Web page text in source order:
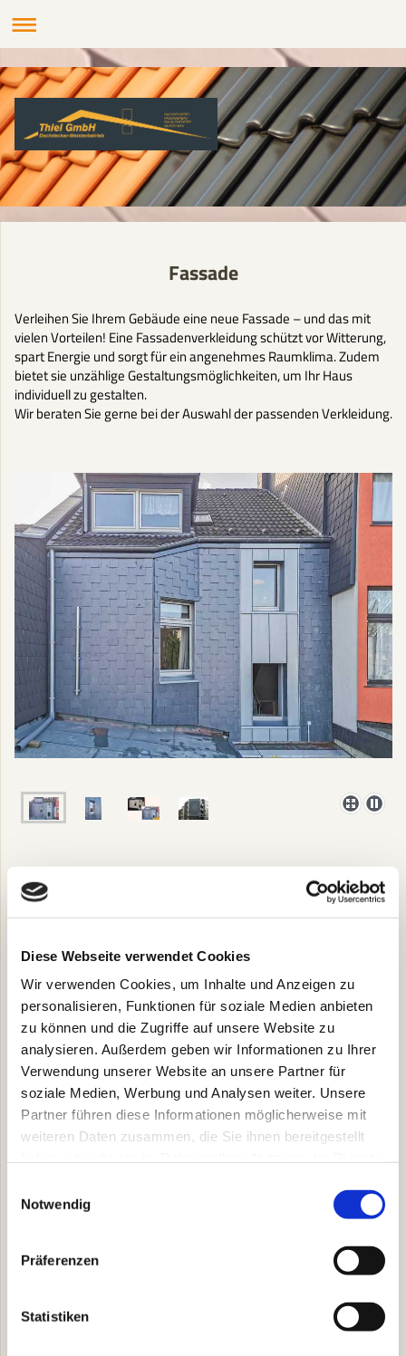
Diese Webseite verwendet Cookies
Wir verwenden Cookies, um Inhalte und Anzeigen zu
personalisieren, Funktionen für soziale Medien anbieten
zu können und die Zugriffe auf unsere Website zu
analysieren. Außerdem geben wir Informationen zu Ihrer
Verwendung unserer Website an unsere Partner für
soziale Medien, Werbung und Analysen weiter. Unsere
Partner führen diese Informationen möglicherweise mit
weiteren Daten zusammen, die Sie ihnen bereitgestellt
Notwendig
Präferenzen
Statistiken
Fassade
Verleihen Sie Ihrem Gebäude eine neue Fassade – und das mit
vielen Vorteilen! Eine Fassadenverkleidung schützt vor Witterung,
spart Energie und sorgt für ein angenehmes Raumklima. Zudem
bietet sie unzählige Gestaltungsmöglichkeiten, um Ihr Haus
individuell zu gestalten.
Wir beraten Sie gerne bei der Auswahl der passenden Verkleidung.